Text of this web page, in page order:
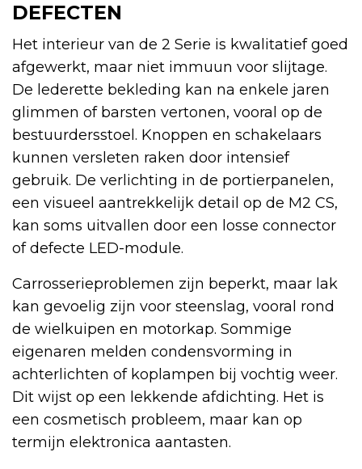
DEFECTEN
Het interieur van de 2 Serie is kwalitatief goed
afgewerkt, maar niet immuun voor slijtage.
De lederette bekleding kan na enkele jaren
glimmen of barsten vertonen, vooral op de
bestuurdersstoel. Knoppen en schakelaars
kunnen versleten raken door intensief
gebruik. De verlichting in de portierpanelen,
een visueel aantrekkelijk detail op de M2 CS,
kan soms uitvallen door een losse connector
of defecte LED-module.
Carrosserieproblemen zijn beperkt, maar lak
kan gevoelig zijn voor steenslag, vooral rond
de wielkuipen en motorkap. Sommige
eigenaren melden condensvorming in
achterlichten of koplampen bij vochtig weer.
Dit wijst op een lekkende afdichting. Het is
een cosmetisch probleem, maar kan op
termijn elektronica aantasten.